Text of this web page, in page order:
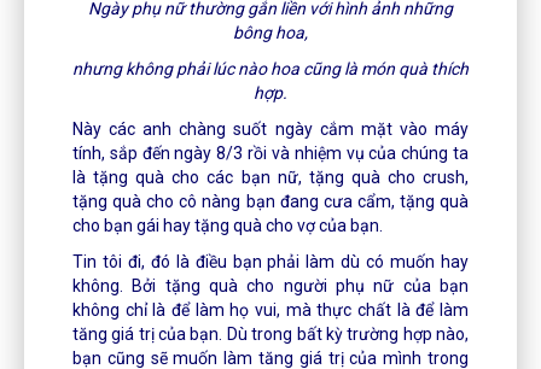
Ngày phụ nữ thường gắn liền với hình ảnh những
bông hoa,
nhưng không phải lúc nào hoa cũng là món quà thích
hợp.
Này các anh chàng suốt ngày cắm mặt vào máy
tính, sắp đến ngày 8/3 rồi và nhiệm vụ của chúng ta
là tặng quà cho các bạn nữ, tặng quà cho crush,
tặng quà cho cô nàng bạn đang cưa cẩm, tặng quà
cho bạn gái hay tặng quà cho vợ của bạn.
Tin tôi đi, đó là điều bạn phải làm dù có muốn hay
không. Bởi tặng quà cho người phụ nữ của bạn
không chỉ là để làm họ vui, mà thực chất là để làm
tăng giá trị của bạn. Dù trong bất kỳ trường hợp nào,
bạn cũng sẽ muốn làm tăng giá trị của mình trong